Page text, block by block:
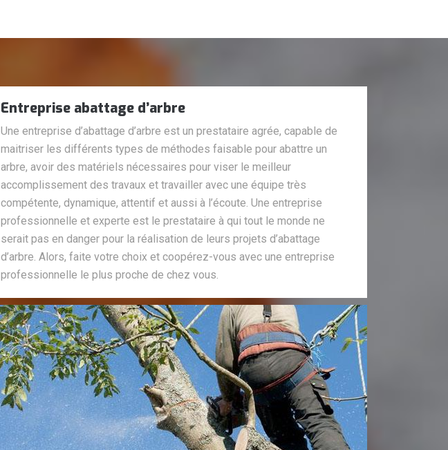
Entreprise abattage d’arbre
Une entreprise d’abattage d’arbre est un prestataire agrée, capable de
maitriser les différents types de méthodes faisable pour abattre un
arbre, avoir des matériels nécessaires pour viser le meilleur
accomplissement des travaux et travailler avec une équipe très
compétente, dynamique, attentif et aussi à l’écoute. Une entreprise
professionnelle et experte est le prestataire à qui tout le monde ne
serait pas en danger pour la réalisation de leurs projets d’abattage
d’arbre. Alors, faite votre choix et coopérez-vous avec une entreprise
professionnelle le plus proche de chez vous.